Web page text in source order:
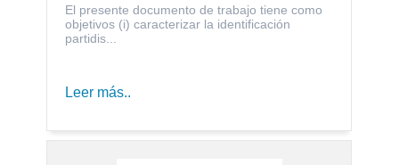
El presente documento de trabajo tiene como
objetivos (i) caracterizar la identificación
partidis...
Leer más..